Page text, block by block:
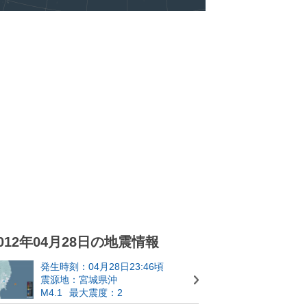
年04月28日の地震情報
発生時刻：04月28日23:46頃
震源地：宮城県沖
M4.1
最大震度：2